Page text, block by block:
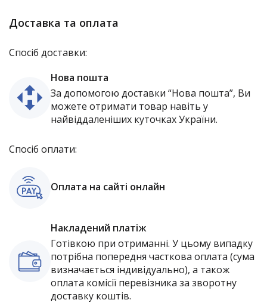
Доставка та оплата
Спосіб доставки:
Нова пошта
За допомогою доставки “Нова пошта”, Ви
можете отримати товар навіть у
найвіддаленіших куточках України.
Спосіб оплати:
Оплата на сайті онлайн
Накладений платіж
Готівкою при отриманні. У цьому випадку
потрібна попередня часткова оплата (сума
визначається індивідуально), а також
оплата комісії перевізника за зворотну
доставку коштів.